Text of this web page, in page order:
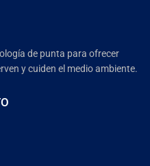
de punta para ofrecer
y cuiden el medio ambiente.